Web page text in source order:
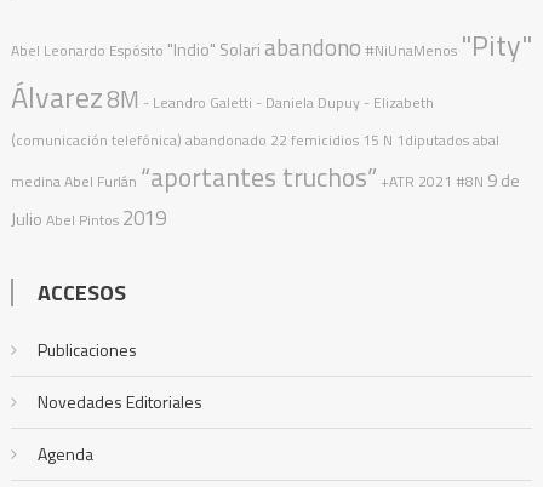
Abel Leonardo Espósito "Indio" Solariabandono #NiUnaMenos "Pity"
Álvarez8M - Leandro Galetti - Daniela Dupuy - Elizabeth
(comunicación telefónica) abandonado 22 femicidios 15 N 1diputadosabal
medinaAbel Furlán “aportantes truchos” +ATR 2021 #8N 9 de
Julio Abel Pintos 2019
ACCESOS
Publicaciones
Novedades Editoriales
Agenda